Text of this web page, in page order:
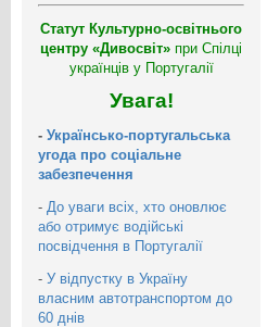
Статут Культурно-освітнього
центру «Дивосвіт» при Спілці
українців у Португалії
Увага!
- Українсько-португальська
угода про соціальне
забезпечення
- До уваги всіх, хто оновлює
або отримує водійські
посвідчення в Португалії
- У відпустку в Україну
власним автотранспортом до
60 днів